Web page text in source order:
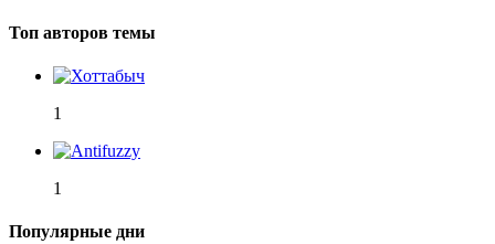
Топ авторов темы
1
1
Популярные дни